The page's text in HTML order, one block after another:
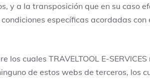
y a la transposición que en su caso
específicas acordadas
los cuales TRAVELTOOL E-
de estos webs de terceros, los